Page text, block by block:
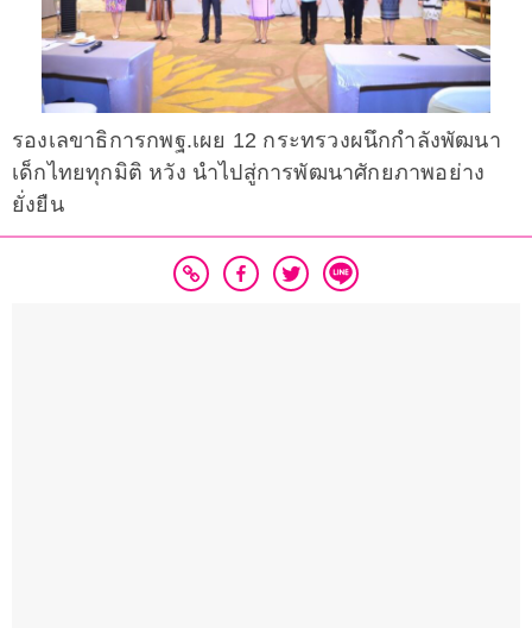
รองเลขาธิการกพฐ.เผย 12 กระทรวงผนึกกำลังพัฒนา
เด็กไทยทุกมิติ หวัง นำไปสู่การพัฒนาศักยภาพอย่าง
ยั่งยืน